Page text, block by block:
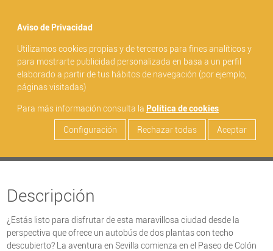
Aviso de Privacidad
Utilizamos cookies propias y de terceros para fines analíticos y
para mostrarte publicidad personalizada en basa a un perfil
elaborado a partir de tus hábitos de navegación (por ejemplo,
páginas visitadas)
Para más información consulta la Política de cookies
Configuración Rechazar todas Aceptar
search
Bus Turístico Sevilla - Billete Iconic
Descripción
¿Estás listo para disfrutar de esta maravillosa ciudad desde la
perspectiva que ofrece un autobús de dos plantas con techo
descubierto? La aventura en Sevilla comienza en el Paseo de Colón